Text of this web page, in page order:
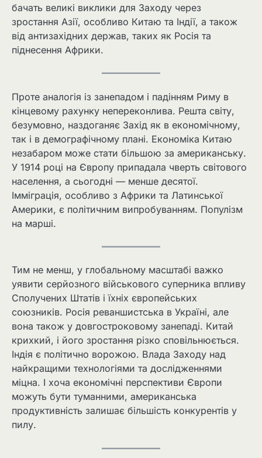
бачать великі виклики для Заходу через
зростання Азії, особливо Китаю та Індії, а також
від антизахідних держав, таких як Росія та
піднесення Африки.
Проте аналогія із занепадом і падінням Риму в
кінцевому рахунку непереконлива. Решта світу,
безумовно, наздоганяє Захід як в економічному,
так і в демографічному плані. Економіка Китаю
незабаром може стати більшою за американську.
У 1914 році на Європу припадала чверть світового
населення, а сьогодні — менше десятої.
Імміграція, особливо з Африки та Латинської
Америки, є політичним випробуванням. Популізм
на марші.
Тим не менш, у глобальному масштабі важко
уявити серйозного військового суперника впливу
Сполучених Штатів і їхніх європейських
союзників. Росія реваншистська в Україні, але
вона також у довгостроковому занепаді. Китай
крихкий, і його зростання різко сповільнюється.
Індія є політично ворожою. Влада Заходу над
найкращими технологіями та дослідженнями
міцна. І хоча економічні перспективи Європи
можуть бути туманними, американська
продуктивність залишає більшість конкурентів у
пилу.